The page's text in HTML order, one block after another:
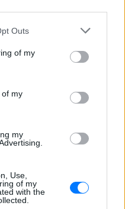
Outs
of my
of my
my
Use,
of my
with the